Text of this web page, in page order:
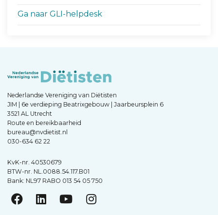
Ga naar GLI-helpdesk
Nederlandse Vereniging van Diëtisten
JIM | 6e verdieping Beatrixgebouw | Jaarbeursplein 6
3521 AL Utrecht
Route en bereikbaarheid
bureau@nvdietist.nl
030-634 62 22
KvK-nr. 40530679
BTW-nr. NL.0088.54.117.B01
Bank: NL97 RABO 013 54 05 750